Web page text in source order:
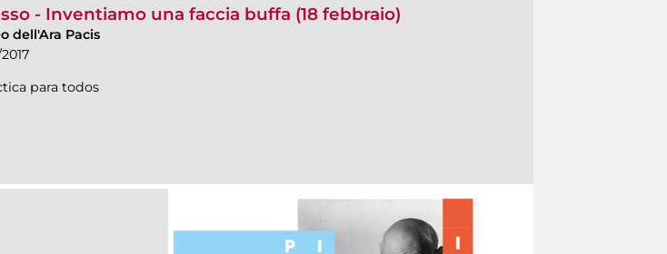
- Inventiamo una faccia buffa (18 febbraio)
dell'Ara Pacis
para todos